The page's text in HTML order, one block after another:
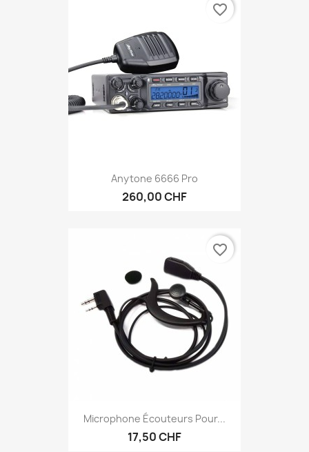
Anytone 6666 Pro
260,00 CHF
favorite_border
Microphone Écouteurs Pour...
17,50 CHF
favorite_border